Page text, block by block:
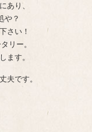
あり、
や？
さい！
リー。
ます。
夫です。